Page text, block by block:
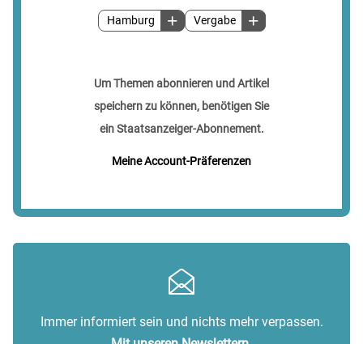
Hamburg Vergabe
Um Themen abonnieren und Artikel
speichern zu können, benötigen Sie
ein Staatsanzeiger-Abonnement.
Meine Account-Präferenzen
Immer informiert sein und nichts mehr verpassen.